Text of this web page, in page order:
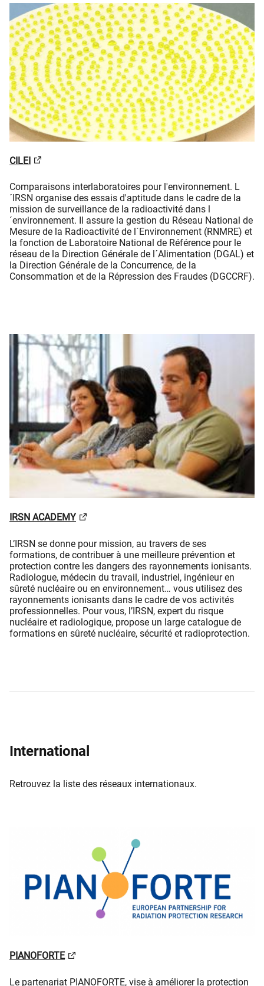
CILEI
Comparaisons interlaboratoires pour l'environnement. L
´IRSN organise des essais d'aptitude dans le cadre de la
mission de surveillance de la radioactivité dans l
´environnement. Il assure la gestion du Réseau National de
Mesure de la Radioactivité de l´Environnement (RNMRE) et
la fonction de Laboratoire National de Référence pour le
réseau de la Direction Générale de l´Alimentation (DGAL) et
la Direction Générale de la Concurrence, de la
Consommation et de la Répression des Fraudes (DGCCRF).
IRSN ACADEMY
L’IRSN se donne pour mission, au travers de ses
formations, de contribuer à une meilleure prévention et
protection contre les dangers des rayonnements ionisants.
Radiologue, médecin du travail, industriel, ingénieur en
sûreté nucléaire ou en environnement… vous utilisez des
rayonnements ionisants dans le cadre de vos activités
professionnelles. Pour vous, l’IRSN, expert du risque
nucléaire et radiologique, propose un large catalogue de
formations en sûreté nucléaire, sécurité et radioprotection.
International
Retrouvez la liste des réseaux internationaux.
PIANOFORTE
Le partenariat PIANOFORTE, vise à améliorer la protection